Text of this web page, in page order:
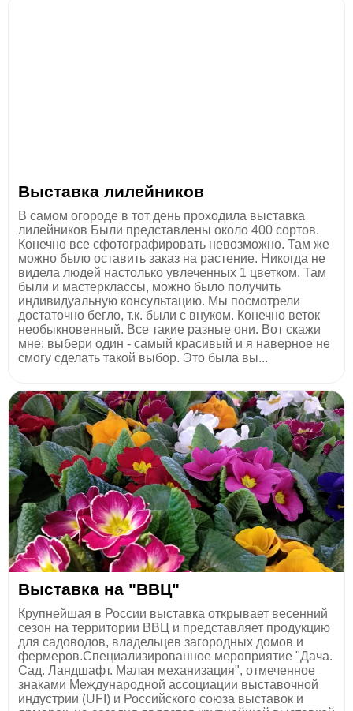
Выставка лилейников
В самом огороде в тот день проходила выставка
лилейников Были представлены около 400 сортов.
Конечно все сфотографировать невозможно. Там же
можно было оставить заказ на растение. Никогда не
видела людей настолько увлеченных 1 цветком. Там
были и мастерклассы, можно было получить
индивидуальную консультацию. Мы посмотрели
достаточно бегло, т.к. были с внуком. Конечно веток
необыкновенный. Все такие разные они. Вот скажи
мне: выбери один - самый красивый и я наверное не
смогу сделать такой выбор. Это была вы...
Выставка на "ВВЦ"
Крупнейшая в России выставка открывает весенний
сезон на территории ВВЦ и представляет продукцию
для садоводов, владельцев загородных домов и
фермеров.Специализированное мероприятие "Дача.
Сад. Ландшафт. Малая механизация", отмеченное
знаками Международной ассоциации выставочной
индустрии (UFI) и Российского союза выставок и